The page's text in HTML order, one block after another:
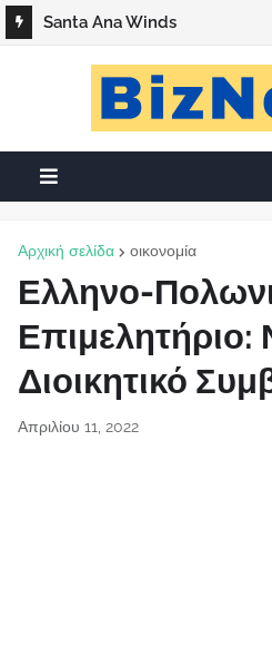
Santa Ana Winds
Αρχική σελίδα οικονομία
Ελληνο-
Επιμελητήριο:
Διοικητικό
Απριλίου 11, 2022